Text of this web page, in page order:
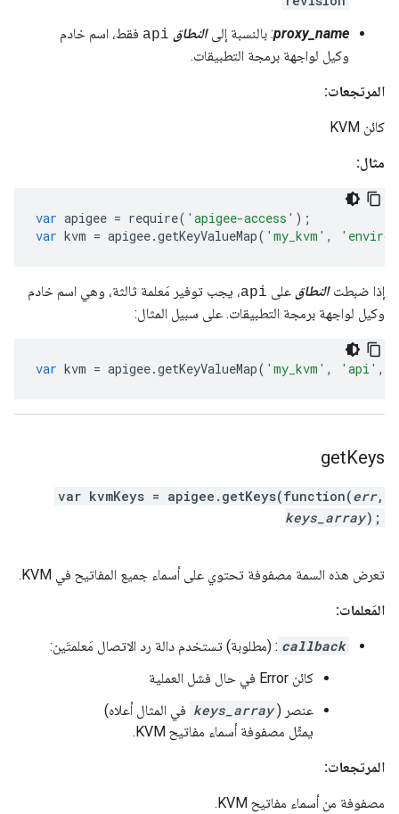
proxy_name: بالنسبة إلىالنطاق api فقط، اسم خادم
وكيل لواجهة برمجة التطبيقات.
المرتجعات:
كائن KVM
مثال:
var apigee = require( 'apigee-access' );
var kvm = apigee.getKeyValueMap( 'my_kvm' ,
إذا ضبطتالنطاق على api، يجب توفير مَعلمة ثالثة، وهي اسم خادم
وكيل لواجهة برمجة التطبيقات. على سبيل المثال:
var kvm = apigee.getKeyValueMap( 'my_kvm' , 'api' ,
getKeys
var kvmKeys = apigee.getKeys(function(err,
keys_array);
تعرض هذه السمة مصفوفة تحتوي على أسماء جميع المفاتيح في KVM.
المَعلمات:
callback : (مطلوبة) تستخدم دالة رد الاتصال مَعلمتَين:
كائن Error في حال فشل العملية
عنصر ( keys_array في المثال أعلاه)
يمثّل مصفوفة أسماء مفاتيح KVM.
المرتجعات:
مصفوفة من أسماء مفاتيح KVM.